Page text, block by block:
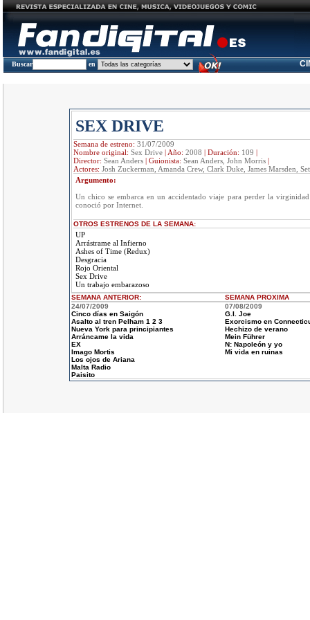
Buscar en
SEX DRIVE
Semana de estreno: 31/07/2009
Nombre original: Sex Drive| Año: 2008 | Duración: 109 |
Director: Sean Anders| Guionista: Sean Anders, John Morris|
Actores: Josh Zuckerman, Amanda Crew, Clark Duke, James Marsden,
Argumento:
Un chico se embarca en un accidentado viaje para perder la
conoció por Internet.
OTROS ESTRENOS DE LA SEMANA:
UP
Arrástrame al Infierno
Ashes of Time (Redux)
Desgracia
Rojo Oriental
Sex Drive
Un trabajo embarazoso
SEMANA ANTERIOR: SEMANA PROXIMA
24/07/2009
Cinco días en Saigón
Asalto al tren Pelham 1 2 3
Nueva York para principiantes
Arráncame la vida
EX
Imago Mortis
Los ojos de Ariana
Malta Radio
Paisito
07/08/2009
G.I. Joe
Exorcismo en
Hechizo de verano
Mein Führer
N: Napoleón y yo
Mi vida en ruinas